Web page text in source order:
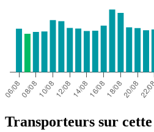
Transporteurs sur